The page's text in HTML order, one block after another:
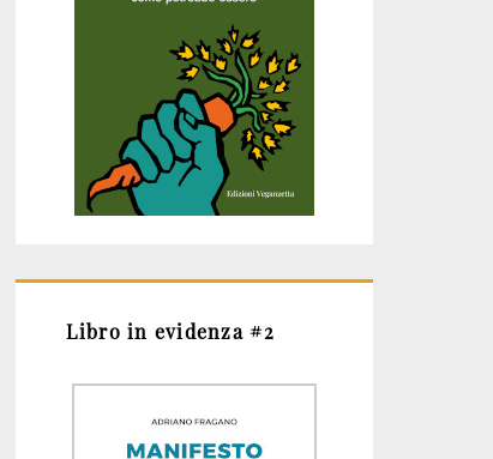
Libro in evidenza #2